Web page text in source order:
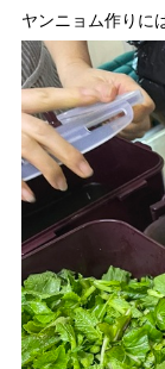
ヤンニョム作りに